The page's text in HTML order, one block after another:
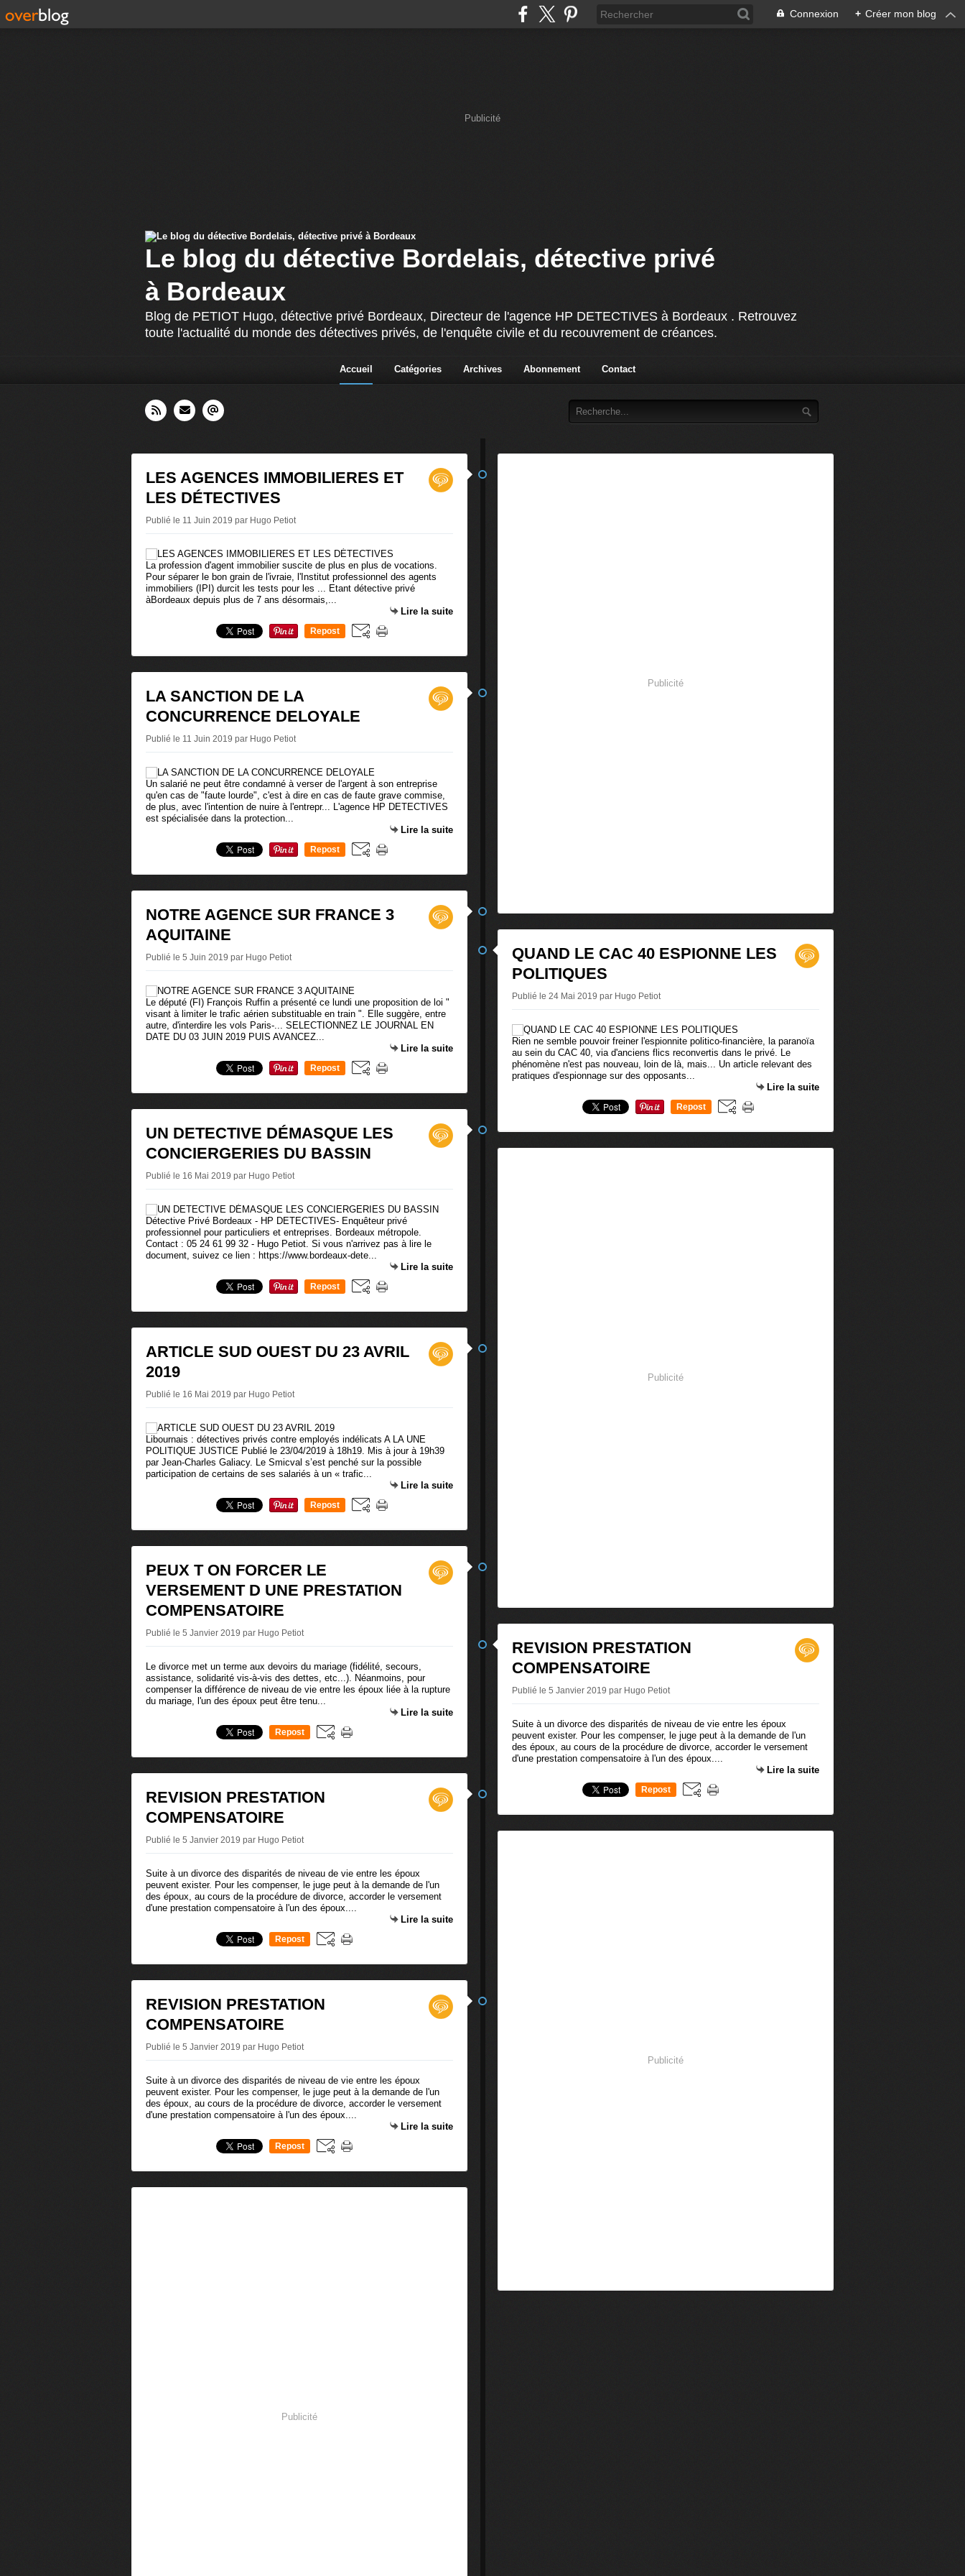
Connexion + Créer mon blog
Publicité
Le blog du détective Bordelais, détective privé
à Bordeaux
Blog de PETIOT Hugo, détective privé Bordeaux, Directeur de l'agence HP DETECTIVES à Bordeaux . Retrouvez
toute l'actualité du monde des détectives privés, de l'enquête civile et du recouvrement de créances.
Accueil Catégories Archives Abonnement Contact
LES AGENCES IMMOBILIERES ET
LES DÉTECTIVES
Publié le 11 Juin 2019 par Hugo Petiot
La profession d'agent immobilier suscite de plus en plus de vocations.
Pour séparer le bon grain de l'ivraie, l'Institut professionnel des agents
immobiliers (IPI) durcit les tests pour les ... Etant détective privé
àBordeaux depuis plus de 7 ans désormais,...
Lire la suite
Repost
LA SANCTION DE LA
CONCURRENCE DELOYALE
Publié le 11 Juin 2019 par Hugo Petiot
Un salarié ne peut être condamné à verser de l'argent à son entreprise
qu'en cas de "faute lourde", c'est à dire en cas de faute grave commise,
de plus, avec l'intention de nuire à l'entrepr... L'agence HP DETECTIVES
est spécialisée dans la protection...
Lire la suite
Repost
NOTRE AGENCE SUR FRANCE 3
AQUITAINE
Publié le 5 Juin 2019 par Hugo Petiot
Le député (FI) François Ruffin a présenté ce lundi une proposition de loi "
visant à limiter le trafic aérien substituable en train ". Elle suggère, entre
autre, d'interdire les vols Paris-... SELECTIONNEZ LE JOURNAL EN
DATE DU 03 JUIN 2019 PUIS AVANCEZ...
Lire la suite
Repost
UN DETECTIVE DÉMASQUE LES
CONCIERGERIES DU BASSIN
Publié le 16 Mai 2019 par Hugo Petiot
Détective Privé Bordeaux - HP DETECTIVES- Enquêteur privé
professionnel pour particuliers et entreprises. Bordeaux métropole.
Contact : 05 24 61 99 32 - Hugo Petiot. Si vous n'arrivez pas à lire le
document, suivez ce lien : https://www.bordeaux-dete...
Lire la suite
Repost
ARTICLE SUD OUEST DU 23 AVRIL
2019
Publié le 16 Mai 2019 par Hugo Petiot
Libournais : détectives privés contre employés indélicats A LA UNE
POLITIQUE JUSTICE Publié le 23/04/2019 à 18h19. Mis à jour à 19h39
par Jean-Charles Galiacy. Le Smicval s’est penché sur la possible
participation de certains de ses salariés à un « trafic...
Lire la suite
Repost
PEUX T ON FORCER LE
VERSEMENT D UNE PRESTATION
COMPENSATOIRE
Publié le 5 Janvier 2019 par Hugo Petiot
Le divorce met un terme aux devoirs du mariage (fidélité, secours,
assistance, solidarité vis-à-vis des dettes, etc...). Néanmoins, pour
compenser la différence de niveau de vie entre les époux liée à la rupture
du mariage, l'un des époux peut être tenu...
Lire la suite
Repost
REVISION PRESTATION
COMPENSATOIRE
Publié le 5 Janvier 2019 par Hugo Petiot
Suite à un divorce des disparités de niveau de vie entre les époux
peuvent exister. Pour les compenser, le juge peut à la demande de l'un
des époux, au cours de la procédure de divorce, accorder le versement
d'une prestation compensatoire à l'un des époux....
Lire la suite
Repost
REVISION PRESTATION
COMPENSATOIRE
Publié le 5 Janvier 2019 par Hugo Petiot
Suite à un divorce des disparités de niveau de vie entre les époux
peuvent exister. Pour les compenser, le juge peut à la demande de l'un
des époux, au cours de la procédure de divorce, accorder le versement
d'une prestation compensatoire à l'un des époux....
Lire la suite
Repost
Publicité
Publicité
QUAND LE CAC 40 ESPIONNE LES
POLITIQUES
Publié le 24 Mai 2019 par Hugo Petiot
Rien ne semble pouvoir freiner l'espionnite politico-financière, la paranoïa
au sein du CAC 40, via d'anciens flics reconvertis dans le privé. Le
phénomène n'est pas nouveau, loin de là, mais... Un article relevant des
pratiques d'espionnage sur des opposants...
Lire la suite
Repost
Publicité
REVISION PRESTATION
COMPENSATOIRE
Publié le 5 Janvier 2019 par Hugo Petiot
Suite à un divorce des disparités de niveau de vie entre les époux
peuvent exister. Pour les compenser, le juge peut à la demande de l'un
des époux, au cours de la procédure de divorce, accorder le versement
d'une prestation compensatoire à l'un des époux....
Lire la suite
Repost
Publicité